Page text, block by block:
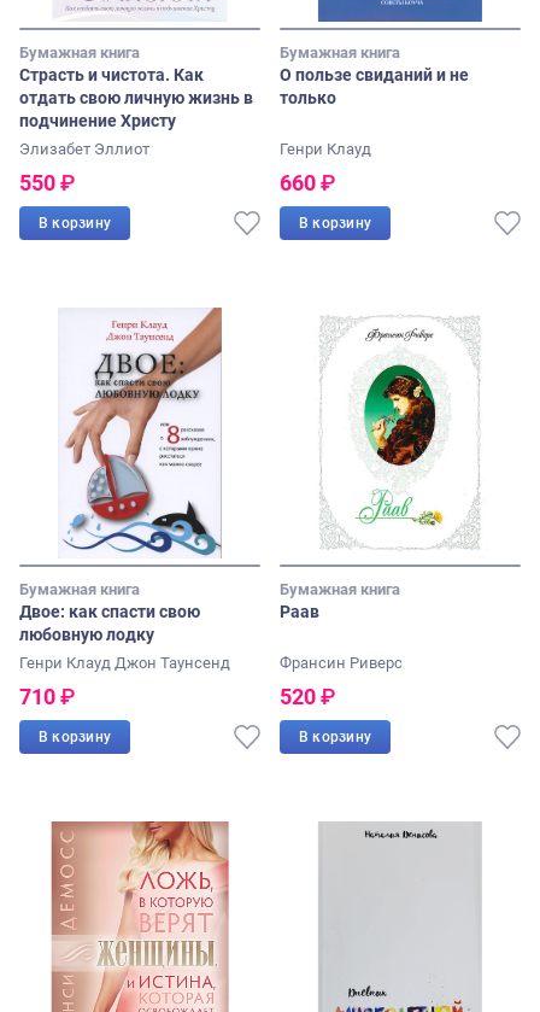
Бумажная книга
Страсть и чистота. Как
отдать свою личную жизнь в
подчинение Христу
Элизабет Эллиот
550₽
В корзину
Бумажная книга
О пользе свиданий и не
только
Генри Клауд
660₽
В корзину
Бумажная книга
Двое: как спасти свою
любовную лодку
Генри Клауд Джон Таунсенд
710₽
В корзину
Бумажная книга
Раав
Франсин Риверс
520₽
В корзину